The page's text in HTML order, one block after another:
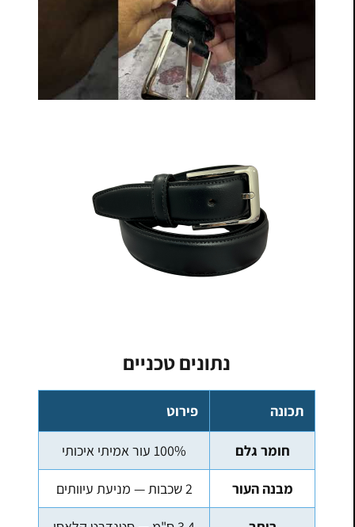
נתונים טכניים
תכונה פירוט
חומר גלם 100% עור אמיתי איכותי
מבנה העור 2 שכבות — מניעת עיוותים